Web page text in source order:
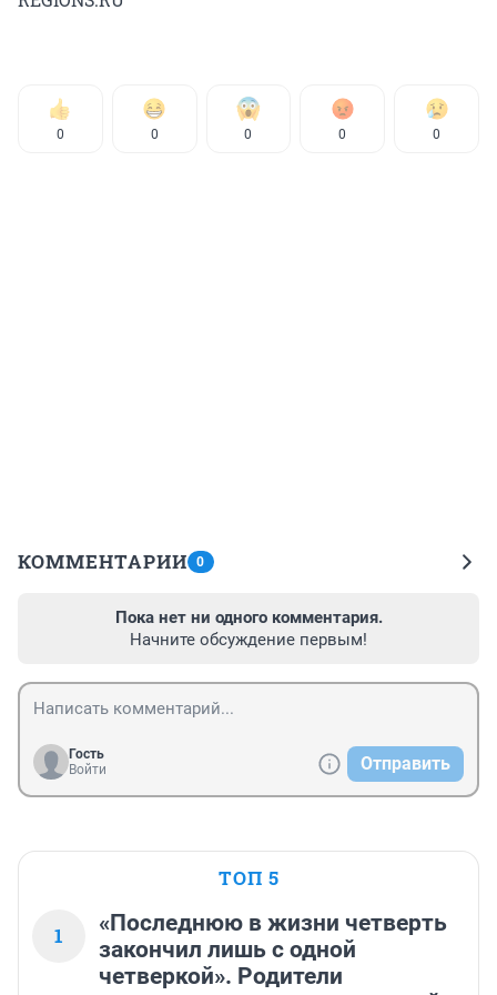
0 0 0 0 0
КОММЕНТАРИИ 0
Пока нет ни одного комментария.
Начните обсуждение первым!
Гость
Войти
Отправить
ТОП 5
1
«Последнюю в жизни четверть
закончил лишь с одной
четверкой». Родители